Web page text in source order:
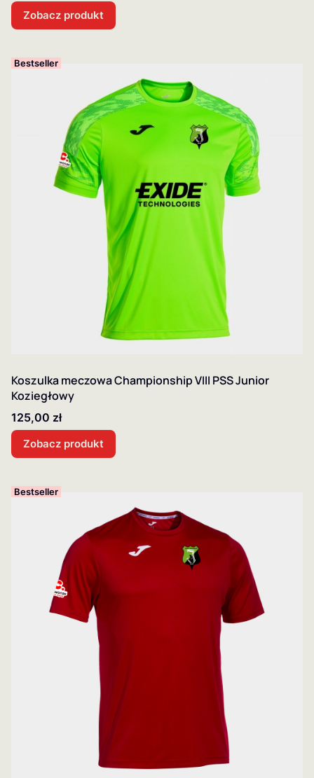
Zobacz produkt
Bestseller
Koszulka meczowa Championship VIII PSS Junior
Koziegłowy
Cena
125,00 zł
Zobacz produkt
Bestseller